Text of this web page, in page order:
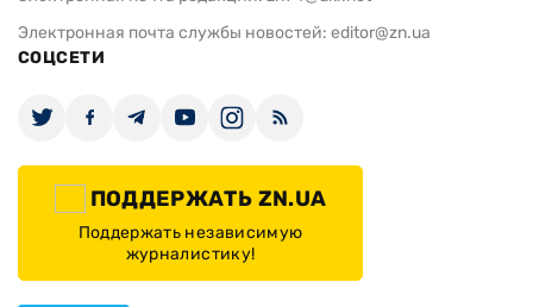
Электронная почта службы новостей: editor@zn.ua
СОЦСЕТИ
ПОДДЕРЖАТЬ ZN.UA
Поддержать независимую
журналистику!